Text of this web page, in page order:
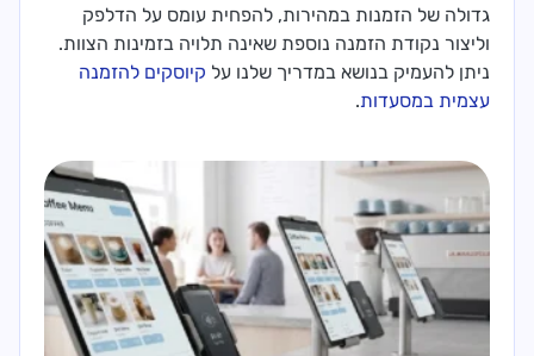
גדולה של הזמנות במהירות, להפחית עומס על הדלפק
וליצור נקודת הזמנה נוספת שאינה תלויה בזמינות הצוות.
ניתן להעמיק בנושא במדריך שלנו על קיוסקים להזמנה
עצמית במסעדות.